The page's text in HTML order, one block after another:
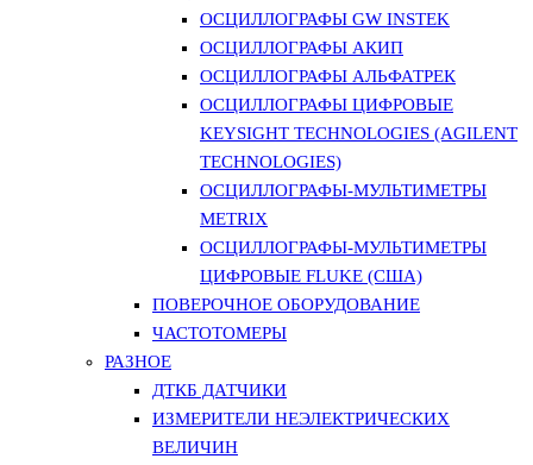
ОСЦИЛЛОГРАФЫ GW INSTEK
ОСЦИЛЛОГРАФЫ АКИП
ОСЦИЛЛОГРАФЫ АЛЬФАТРЕК
ОСЦИЛЛОГРАФЫ ЦИФРОВЫЕ
KEYSIGHT TECHNOLOGIES (AGILENT
TECHNOLOGIES)
ОСЦИЛЛОГРАФЫ-МУЛЬТИМЕТРЫ
METRIX
ОСЦИЛЛОГРАФЫ-МУЛЬТИМЕТРЫ
ЦИФРОВЫЕ FLUKE (США)
ПОВЕРОЧНОЕ ОБОРУДОВАНИЕ
ЧАСТОТОМЕРЫ
РАЗНОЕ
ДТКБ ДАТЧИКИ
ИЗМЕРИТЕЛИ НЕЭЛЕКТРИЧЕСКИХ
ВЕЛИЧИН